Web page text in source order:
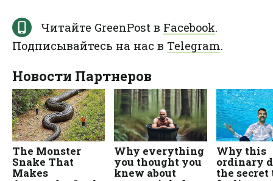
Читайте GreenPost в Facebook.
Подписывайтесь на нас в Telegram.